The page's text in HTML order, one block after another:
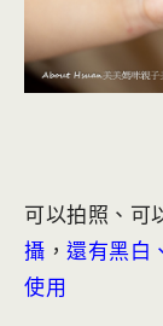
可以拍照、可
攝 ， 還有黑白
使用